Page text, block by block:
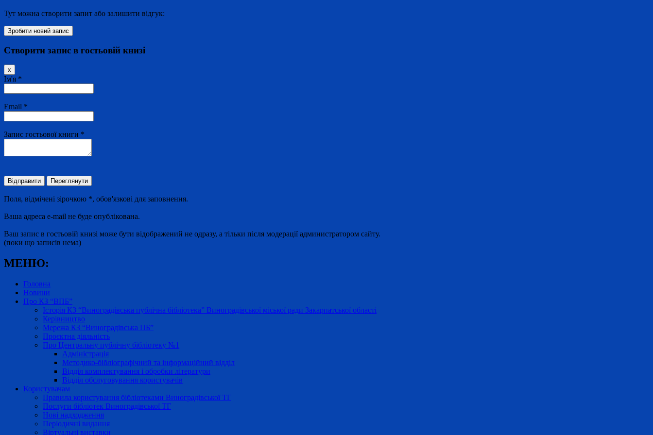
Тут можна створити запит або залишити відгук:
Створити запис в гостьовій книзі
x
цю
форму.
Ім'я *
Email *
Запис гостьової книги *
Поля, відмічені зірочкою *, обов'язкові для заповнення.
Ваша адреса e-mail не буде опублікована.
Ваш запис в гостьовій книзі може бути відображений не одразу, а тільки після модерації администратором сайту.
(поки що записів нема)
МЕНЮ:
Головна
Новини
Про КЗ “ВПБ”
Історія КЗ “Виноградівська публічна бібліотека” Виноградівської міської ради Закарпатської області
Керівництво
Мережа КЗ “Виноградівська ПБ”
Проєктна діяльність
Про Центральну публічну бібліотеку №1
Адміністрація
Методико-бібліографічний та інформаційний відділ
Відділ комплектування і обробки літератури
Відділ обслуговування користувачів
Користувачам
Правила користування бібліотеками Виноградівської ТГ
Послуги бібліотек Виноградівської ТГ
Нові надходження
Періодичні видання
Віртуальні виставки